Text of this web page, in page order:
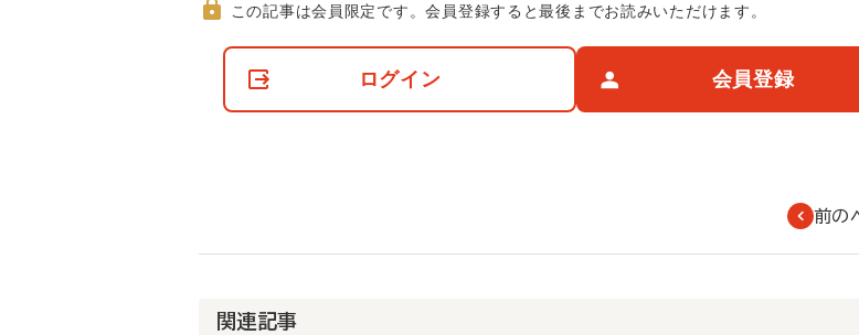
て
この記事は会員限定です。会員登録すると最後までお読みいただけます。
ログイン 会員登録
前の
関連記事